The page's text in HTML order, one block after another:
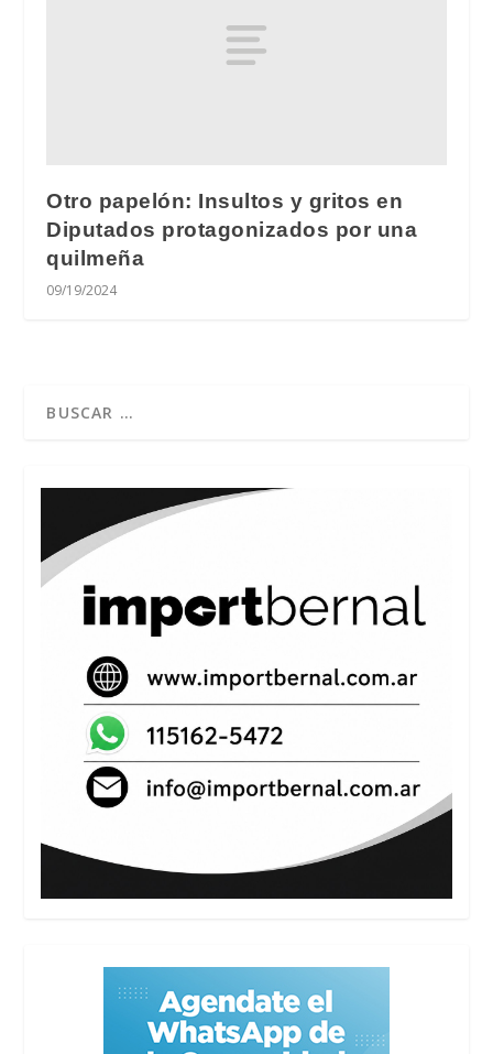
Otro papelón: Insultos y gritos en
Diputados protagonizados por una
quilmeña
09/19/2024